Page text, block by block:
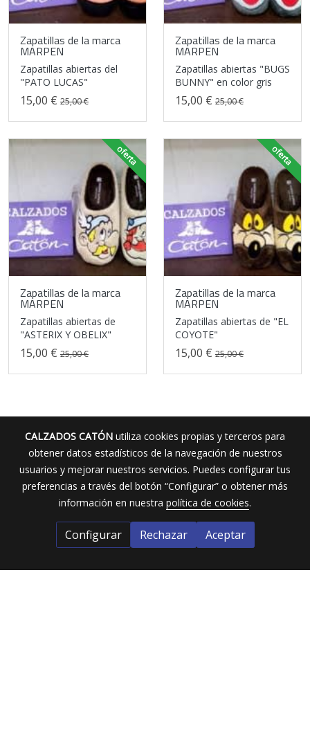
Zapatillas de la marca
MARPEN
Zapatillas abiertas del
"PATO LUCAS"
15,00 € 25,00 €
Zapatillas de la marca
MARPEN
Zapatillas abiertas "BUGS
BUNNY" en color gris
15,00 € 25,00 €
Zapatillas de la marca
MARPEN
Zapatillas abiertas de
"ASTERIX Y OBELIX"
15,00 € 25,00 €
oferta
Zapatillas de la marca
MARPEN
Zapatillas abiertas de "EL
COYOTE"
15,00 € 25,00 €
oferta
CALZADOS CATÓN utiliza cookies propias y terceros para
obtener datos estadísticos de la navegación de nuestros
usuarios y mejorar nuestros servicios. Puedes configurar tus
preferencias a través del botón “Configurar” o obtener más
información en nuestra política de cookies.
Configurar Rechazar Aceptar